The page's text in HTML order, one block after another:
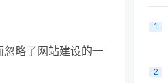
忽略了网站建设的一
1
2